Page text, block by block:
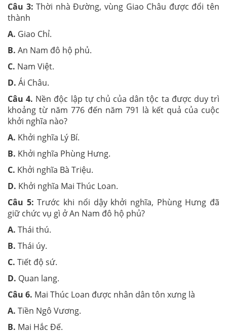
Câu 3:Thời nhà Đường, vùng Giao Châu được đổi tên
thành
A. Giao Chỉ.
B. An Nam đô hộ phủ.
C. Nam Việt.
D. Ái Châu.
Câu 4. Nền độc lập tự chủ của dân tộc ta được duy trì
khoảng từ năm 776 đến năm 791 là kết quả của cuộc
khởi nghĩa nào?
A. Khởi nghĩa Lý Bí.
B. Khởi nghĩa Phùng Hưng.
C. Khởi nghĩa Bà Triệu.
D. Khởi nghĩa Mai Thúc Loan.
Câu 5: Trước khi nổi dậy khởi nghĩa, Phùng Hưng đã
giữ chức vụ gì ở An Nam đô hộ phủ?
A. Thái thú.
B. Thái úy.
C. Tiết độ sứ.
D. Quan lang.
Câu 6. Mai Thúc Loan được nhân dân tôn xưng là
A. Tiền Ngô Vương.
B. Mai Hắc Đế.